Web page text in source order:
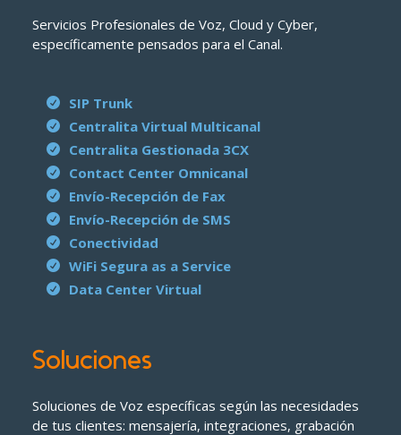
Servicios Profesionales de Voz, Cloud y Cyber,
específicamente pensados para el Canal.
SIP Trunk
Centralita Virtual Multicanal
Centralita Gestionada 3CX
Contact Center Omnicanal
Envío-Recepción de Fax
Envío-Recepción de SMS
Conectividad
WiFi Segura as a Service
Data Center Virtual
Soluciones
Soluciones de Voz específicas según las necesidades
de tus clientes: mensajería, integraciones, grabación